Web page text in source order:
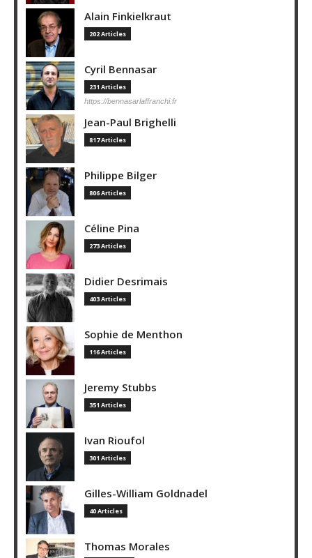
Alain Finkielkraut
202 Articles
Cyril Bennasar
231 Articles
https://bennasarlaffranchi.fr
Jean-Paul Brighelli
817 Articles
Philippe Bilger
806 Articles
Céline Pina
273 Articles
Didier Desrimais
403 Articles
Sophie de Menthon
116 Articles
Jeremy Stubbs
351 Articles
Ivan Rioufol
301 Articles
Gilles-William Goldnadel
40 Articles
Thomas Morales